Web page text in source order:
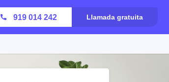
919 014 242 Llamada gratuita